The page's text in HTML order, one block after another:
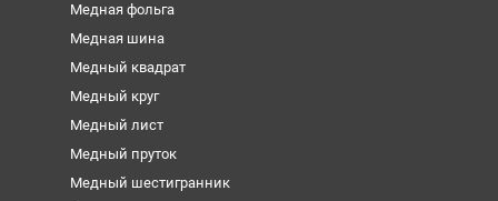
Медная фольга
Медная шина
Медный квадрат
Медный круг
Медный лист
Медный пруток
Медный шестигранник